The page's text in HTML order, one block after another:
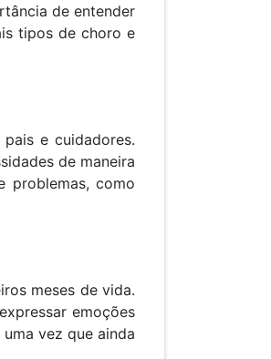
de entender
tipos de choro e
e cuidadores.
de maneira
problemas, como
meses de vida.
emoções
vez que ainda